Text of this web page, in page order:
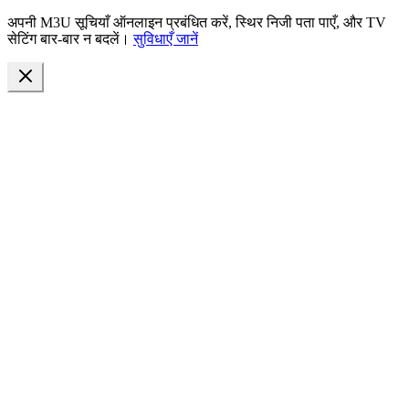
अपनी M3U सूचियाँ ऑनलाइन प्रबंधित करें, स्थिर निजी पता पाएँ, और TV
सेटिंग बार-बार न बदलें। सुविधाएँ जानें